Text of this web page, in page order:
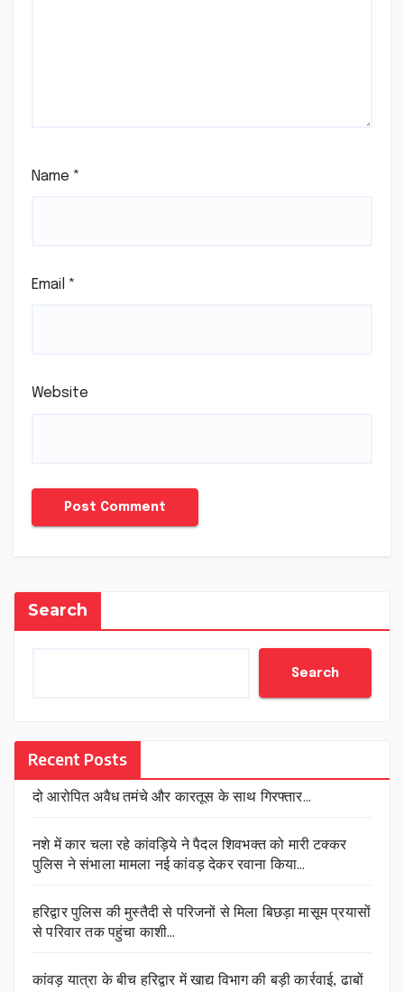
Name *
Email *
Website
Search
Search
Recent Posts
दो आरोपित अवैध तमंचे और कारतूस के साथ गिरफ्तार…
नशे में कार चला रहे कांवड़िये ने पैदल शिवभक्त को मारी टक्कर
पुलिस ने संभाला मामला नई कांवड़ देकर रवाना किया…
हरिद्वार पुलिस की मुस्तैदी से परिजनों से मिला बिछड़ा मासूम प्रयासों
से परिवार तक पहुंचा काशी…
कांवड़ यात्रा के बीच हरिद्वार में खाद्य विभाग की बड़ी कार्रवाई, ढाबों